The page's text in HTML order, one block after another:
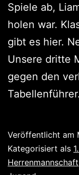
Spiele ab,
holen war.
gibt es hier.
Unsere dritte
gegen den
Veröffentlicht am
Kategorisiert als
Herrenmannschaft